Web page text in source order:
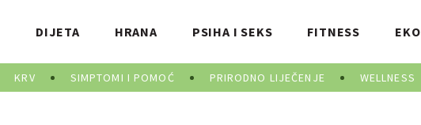
KRV SIMPTOMI I POMOĆ PRIRODNO LIJEČENJE WELLNESS
DIJETA HRANA PSIHA I SEKS FITNESS EKO